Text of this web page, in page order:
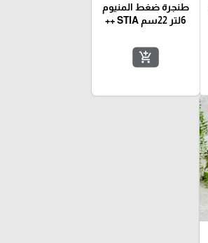
طنجرة ضغط المنيوم
6لتر 22سم STIA ++
add_shopping_cart